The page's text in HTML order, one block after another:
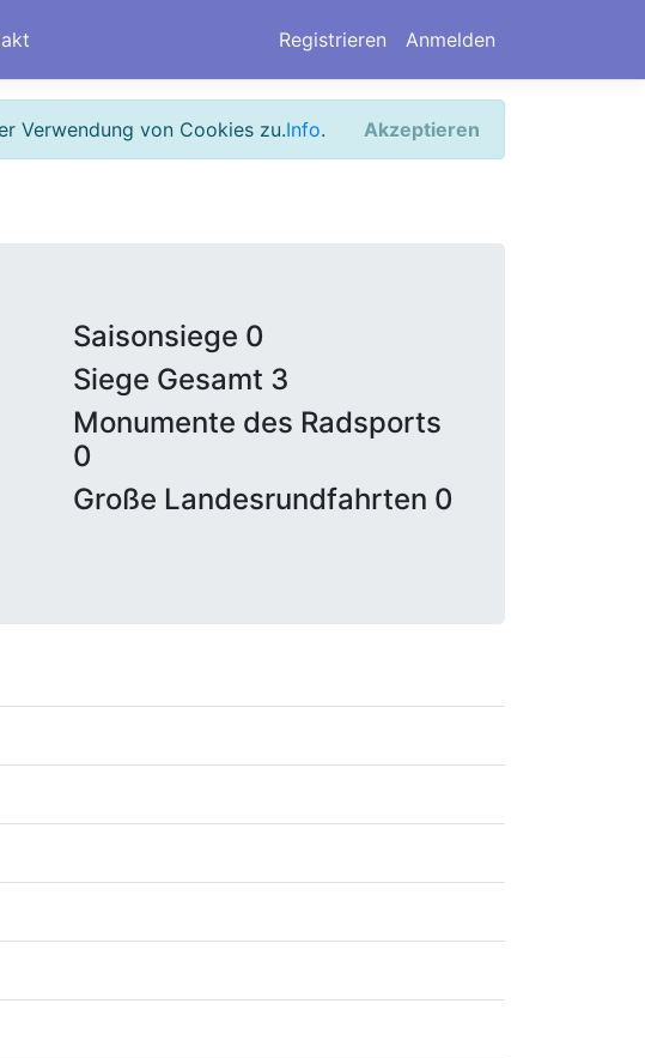
Registrieren Anmelden
Verwendung von Cookies zu.Info. Akzeptieren
Saisonsiege 0
Siege Gesamt 3
Monumente des Radsports
0
Große Landesrundfahrten 0